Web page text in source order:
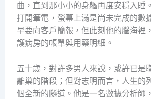
曲，直到那小小的身軀再度安穩入睡
打開筆電，螢幕上滿是尚未完成的
早要向客戶簡報，但此刻他的腦海裡
護病房的帳單與用藥明細。
五十歲，對許多男人來說，或許已是
離巢的階段；但對志明而言，人生的
個全新的隧道。他是一名數據分析師